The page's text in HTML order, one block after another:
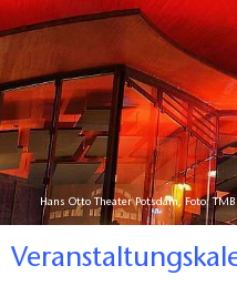
Hans Otto Theater Potsdam, Foto: